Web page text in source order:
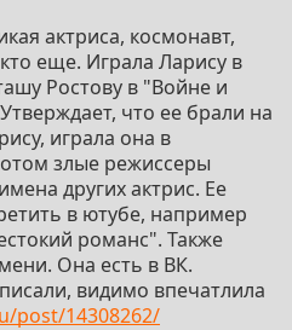
актриса, космонавт,
еще. Играла Ларису в
Ростову в "Войне и
что ее брали на
играла она в
злые режиссеры
других актрис. Ее
в ютубе, например
романс". Также
Она есть в ВК.
видимо впечатлила
post/14308262/